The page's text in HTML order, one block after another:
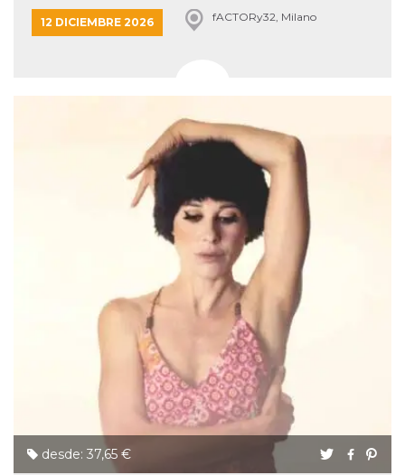
12 DICIEMBRE 2026 fACTORy32, Milano
desde: 37,65 €